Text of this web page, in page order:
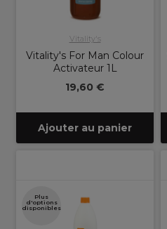
Vitality's
Vitality's For Man Colour
Activateur 1L
19,60 €
Ajouter au panier
Plus
d'options
disponibles